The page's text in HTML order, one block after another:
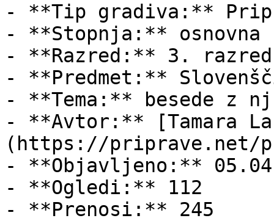
- **Tip gradiva:**
- **Stopnja:** osnovna
- **Razred:** 3. razred
- **Predmet:**
- **Tema:** besede z nj
- **Avtor:** [Tamara
(https://priprave.net/
- **Objavljeno:**
- **Ogledi:** 112
- **Prenosi:** 245